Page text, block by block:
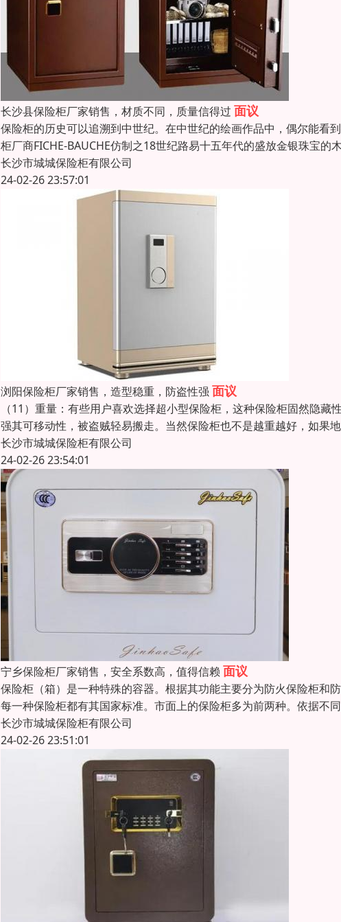
长沙县保险柜厂家销售，材质不同，质量信得过 面议
保险柜的历史可以追溯到中世纪。在中世纪的绘画作品中，偶尔能看
柜厂商FICHE-BAUCHE仿制之18世纪路易十五年代的盛放金银珠宝
长沙市城城保险柜有限公司
24-02-26 23:57:01
浏阳保险柜厂家销售，造型稳重，防盗性强 面议
（11）重量：有些用户喜欢选择超小型保险柜，这种保险柜固然隐
强其可移动性，被盗贼轻易搬走。当然保险柜也不是越重越好，如果
长沙市城城保险柜有限公司
24-02-26 23:54:01
宁乡保险柜厂家销售，安全系数高，值得信赖 面议
保险柜（箱）是一种特殊的容器。根据其功能主要分为防火保险柜和
每一种保险柜都有其国家标准。市面上的保险柜多为前两种。依据不
长沙市城城保险柜有限公司
24-02-26 23:51:01